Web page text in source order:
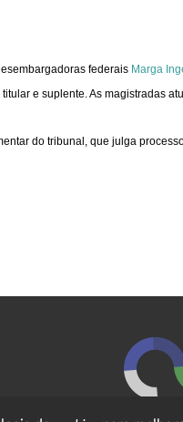
federais Marga
e suplente. As magistradas
do tribunal, que julga